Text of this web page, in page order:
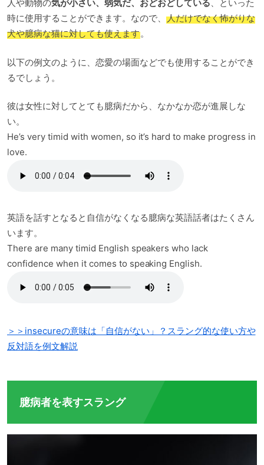
人や動物の気が小さい、弱気だ、おどおどしている、といった
時に使用することができます。なので、 人だけでなく怖がりな
犬や臆病な猫に対しても使えます。
以下の例文のように、恋愛の場面などでも使用することができ
るでしょう。
彼は女性に対してとても臆病だから、なかなか恋が進展しな
い。
He’s very timid with women, so it’s hard to make progress in
love.
英語を話すとなると自信がなくなる臆病な英語話者はたくさん
います。
There are many timid English speakers who lack
confidence when it comes to speaking English.
＞＞insecureの意味は「自信がない」？スラング的な使い方や
反対語を例文解説
臆病者を表すスラング